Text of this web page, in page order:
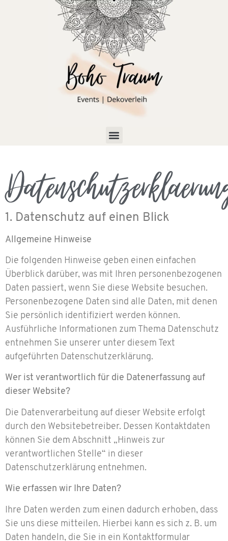
1. Datenschutz auf einen Blick
Allgemeine Hinweise
Die folgenden Hinweise geben einen einfachen
Überblick darüber, was mit Ihren personenbezogenen
Daten passiert, wenn Sie diese Website besuchen.
Personenbezogene Daten sind alle Daten, mit denen
Sie persönlich identifiziert werden können.
Ausführliche Informationen zum Thema Datenschutz
entnehmen Sie unserer unter diesem Text
aufgeführten Datenschutzerklärung.
Wer ist verantwortlich für die Datenerfassung auf
dieser Website?
Die Datenverarbeitung auf dieser Website erfolgt
durch den Websitebetreiber. Dessen Kontaktdaten
können Sie dem Abschnitt „Hinweis zur
verantwortlichen Stelle“ in dieser
Datenschutzerklärung entnehmen.
Wie erfassen wir Ihre Daten?
Ihre Daten werden zum einen dadurch erhoben, dass
Sie uns diese mitteilen. Hierbei kann es sich z. B. um
Daten handeln, die Sie in ein Kontaktformular